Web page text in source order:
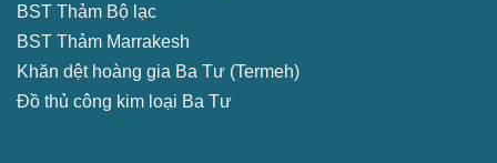
BST Thảm Bộ lạc
BST Thảm Marrakesh
Khăn dệt hoàng gia Ba Tư (Termeh)
Đồ thủ công kim loại Ba Tư